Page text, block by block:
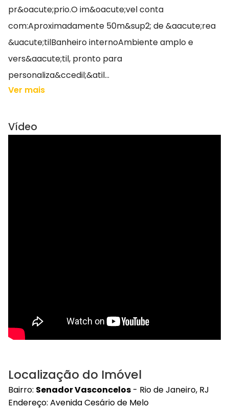
pr&oacute;prio.O im&oacute;vel conta
com:Aproximadamente 50m&sup2; de &aacute;rea
&uacute;tilBanheiro internoAmbiente amplo e
vers&aacute;til, pronto para
personaliza&ccedil;&atil...
Ver mais
Vídeo
Localização do Imóvel
Bairro: Senador Vasconcelos - Rio de Janeiro, RJ
Endereço: Avenida Cesário de Melo